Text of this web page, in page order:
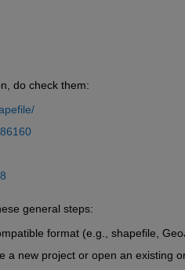
do check them:
general steps:
format (e.g., shapefile,
a new project or open an existing